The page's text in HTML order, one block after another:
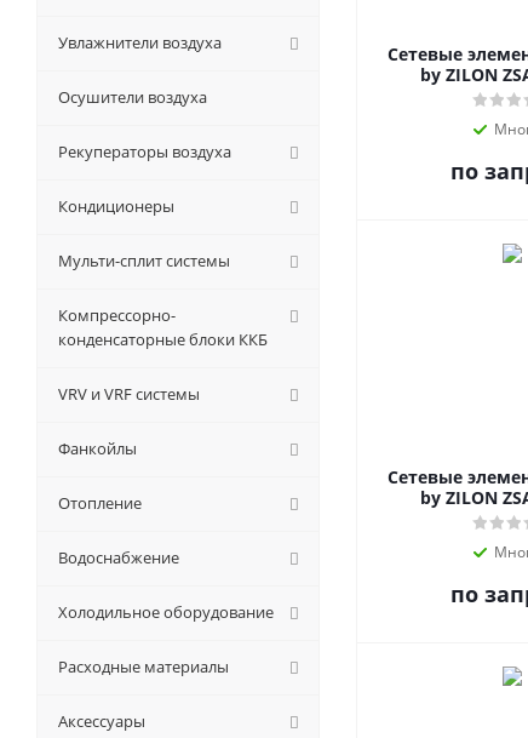
Сетевые
by ZILON
по
Сетевые
by ZILON
по
Увлажнители воздуха
Осушители воздуха
Рекуператоры воздуха
Кондиционеры
Мульти-сплит системы
Компрессорно-
конденсаторные блоки ККБ
VRV и VRF системы
Фанкойлы
Отопление
Водоснабжение
Холодильное оборудование
Расходные материалы
Аксессуары